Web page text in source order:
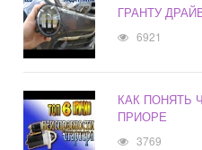
ГРАНТУ
6921
КАК ПОНЯТЬ
ПРИОРЕ
3769